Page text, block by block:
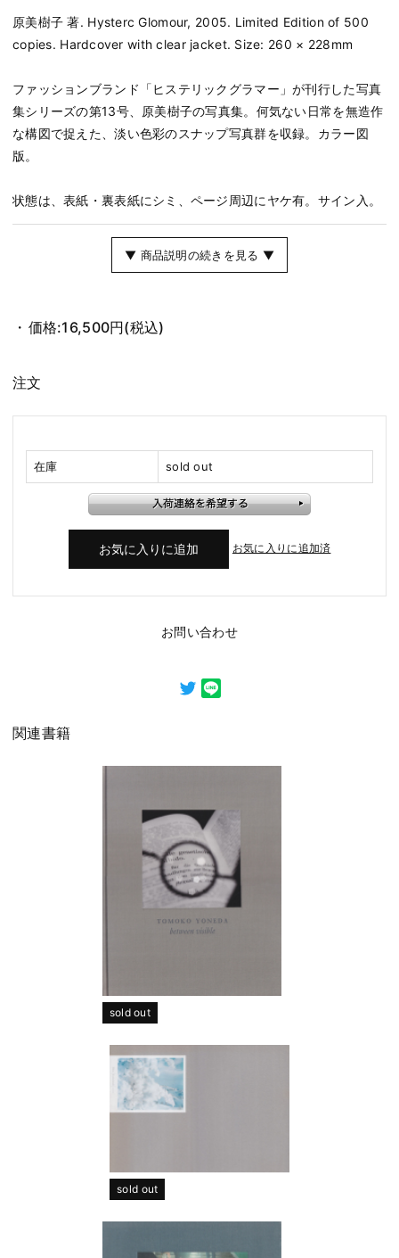
原美樹子 著. Hysterc Glomour, 2005. Limited Edition of 500
copies. Hardcover with clear jacket. Size: 260 × 228mm
ファッションブランド「ヒステリックグラマー」が刊行した写真
集シリーズの第13号、原美樹子の写真集。何気ない日常を無造作
な構図で捉えた、淡い色彩のスナップ写真群を収録。カラー図
版。
状態は、表紙・裏表紙にシミ、ページ周辺にヤケ有。サイン入。
▼ 商品説明の続きを見る ▼
価格:16,500円(税込)
注文
在庫 sold out
お気に入りに追加済
お問い合わせ
関連書籍
sold out
sold out